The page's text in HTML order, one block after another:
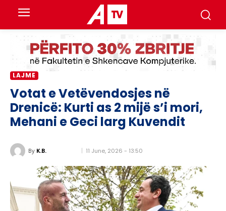
LAJME
Votat e Vetëvendosjes në
Drenicë: Kurti as 2 mijë s’i mori,
Mehani e Geci larg Kuvendit
By K.B. 11 June, 2026 - 13:50